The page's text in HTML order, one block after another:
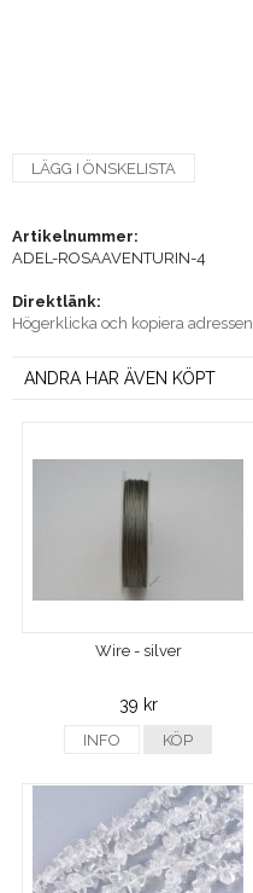
LÄGG I ÖNSKELISTA
Artikelnummer:
ADEL-ROSAAVENTURIN-4
Direktlänk:
Högerklicka och kopiera adressen
ANDRA HAR ÄVEN KÖPT
Wire - silver
39 kr
INFO KÖP